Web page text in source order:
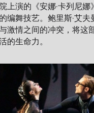
上演的《安娜·卡列尼
编舞技艺。鲍里斯·艾
激情之间的冲突，将这
的生命力。